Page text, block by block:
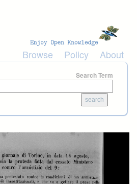
Browse Policy About
Search Term